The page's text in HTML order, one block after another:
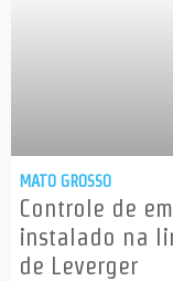
MATO GROSSO
Controle de
instalado na
de Leverger